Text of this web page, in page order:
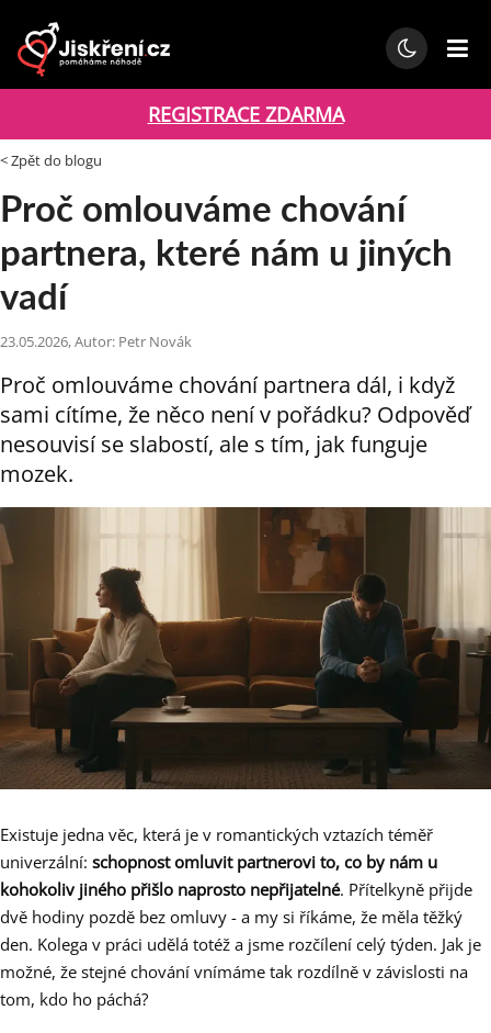
REGISTRACE ZDARMA
< Zpět do blogu
Proč omlouváme chování
partnera, které nám u jiných
vadí
23.05.2026, Autor: Petr Novák
Proč omlouváme chování partnera dál, i když
sami cítíme, že něco není v pořádku? Odpověď
nesouvisí se slabostí, ale s tím, jak funguje
mozek.
Existuje jedna věc, která je v romantických vztazích téměř
univerzální: schopnost omluvit partnerovi to, co by nám u
kohokoliv jiného přišlo naprosto nepřijatelné. Přítelkyně přijde
dvě hodiny pozdě bez omluvy - a my si říkáme, že měla těžký
den. Kolega v práci udělá totéž a jsme rozčílení celý týden. Jak je
možné, že stejné chování vnímáme tak rozdílně v závislosti na
tom, kdo ho páchá?